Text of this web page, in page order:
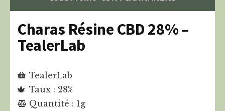
Charas Résine CBD 28% –
TealerLab
TealerLab
Taux : 28%
Quantité : 1g